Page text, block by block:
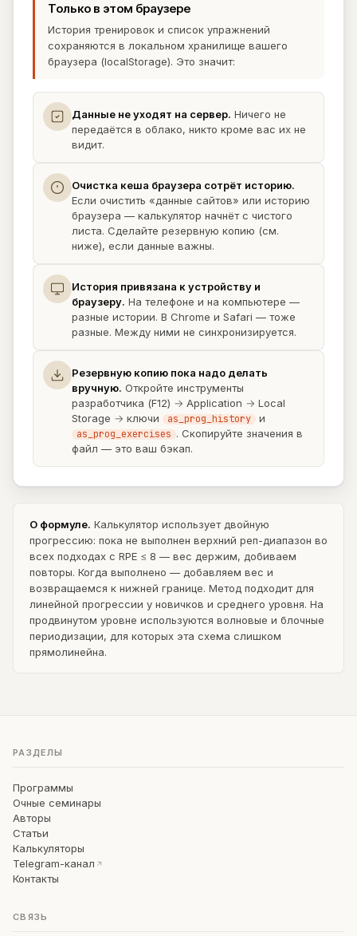
Только в этом браузере
История тренировок и список упражнений
сохраняются в локальном хранилище вашего
браузера (localStorage). Это значит:
Данные не уходят на сервер. Ничего не
передаётся в облако, никто кроме вас их не
видит.
Очистка кеша браузера сотрёт историю.
Если очистить «данные сайтов» или историю
браузера — калькулятор начнёт с чистого
листа. Сделайте резервную копию (см.
ниже), если данные важны.
История привязана к устройству и
браузеру. На телефоне и на компьютере —
разные истории. В Chrome и Safari — тоже
разные. Между ними не синхронизируется.
Резервную копию пока надо делать
вручную. Откройте инструменты
разработчика (F12) → Application → Local
Storage → ключи
as_prog_history
и
as_prog_exercises . Скопируйте значения в
файл — это ваш бэкап.
О формуле. Калькулятор использует двойную
прогрессию: пока не выполнен верхний реп-диапазон во
всех подходах с RPE ≤ 8 — вес держим, добиваем
повторы. Когда выполнено — добавляем вес и
возвращаемся к нижней границе. Метод подходит для
линейной прогрессии у новичков и среднего уровня. На
продвинутом уровне используются волновые и блочные
периодизации, для которых эта схема слишком
прямолинейна.
РАЗДЕЛЫ
Программы
Очные семинары
Авторы
Статьи
Калькуляторы
Telegram-канал
Контакты
СВЯЗЬ